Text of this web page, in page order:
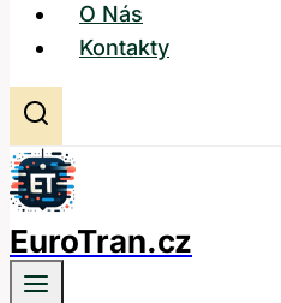
O Nás
Kontakty
EuroTran.cz